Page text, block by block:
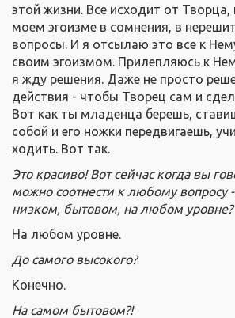
этой жизни. Все исходит от Творца,
моем эгоизме в сомнения, в
вопросы. И я отсылаю это все к
своим эгоизмом. Прилепляюсь к
я жду решения. Даже не просто
действия - чтобы Творец сам и
Вот как ты младенца берешь,
собой и его ножки передвигаешь,
ходить. Вот так.
Это красиво! Вот сейчас когда вы
можно соотнести к любому вопросу
низком, бытовом, на любом уровне?
На любом уровне.
До самого высокого?
Конечно.
На самом бытовом?!